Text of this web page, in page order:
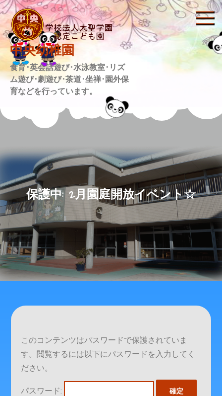
Skip
to
content
中央幼稚園
食育･英会話遊び･水泳教室･リズ
ム遊び･劇遊び･茶道･坐禅･園外保
育などを行っています。
保護中: 2月園庭開放イベント☆
このコンテンツはパスワードで保護されていま
す。閲覧するには以下にパスワードを入力してく
ださい。
パスワード: